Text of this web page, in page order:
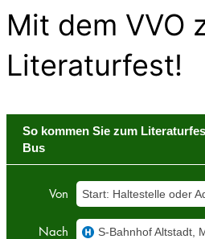
Mit dem VVO
Literaturfest!